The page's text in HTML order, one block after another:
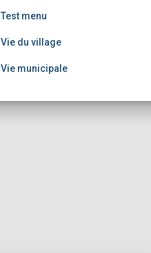
Test menu
Vie du village
Vie municipale